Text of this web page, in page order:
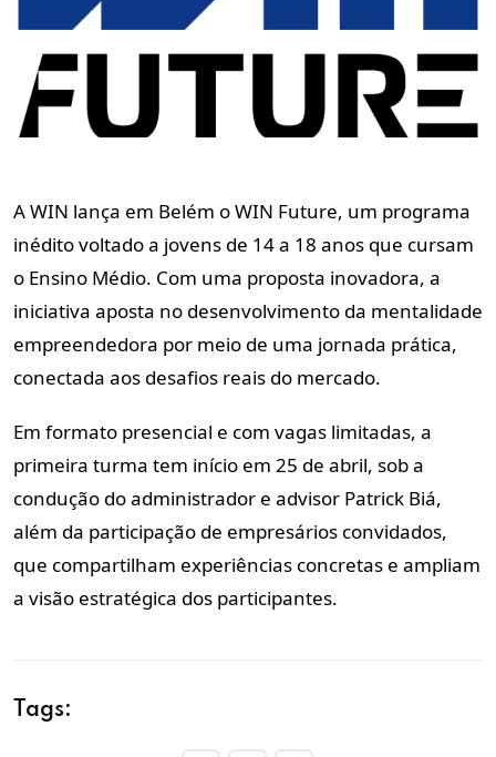
A WIN lança em Belém o WIN Future, um programa
inédito voltado a jovens de 14 a 18 anos que cursam
o Ensino Médio. Com uma proposta inovadora, a
iniciativa aposta no desenvolvimento da mentalidade
empreendedora por meio de uma jornada prática,
conectada aos desafios reais do mercado.
Em formato presencial e com vagas limitadas, a
primeira turma tem início em 25 de abril, sob a
condução do administrador e advisor Patrick Biá,
além da participação de empresários convidados,
que compartilham experiências concretas e ampliam
a visão estratégica dos participantes.
Tags: